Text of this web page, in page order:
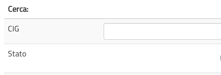
Cerca:
CIG
Stato